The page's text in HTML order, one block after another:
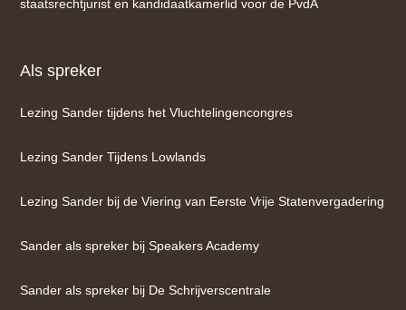
staatsrechtjurist en kandidaatkamerlid voor de PvdA
Als spreker
Lezing Sander tijdens het Vluchtelingencongres
Lezing Sander Tijdens Lowlands
Lezing Sander bij de Viering van Eerste Vrije Statenvergadering
Sander als spreker bij Speakers Academy
Sander als spreker bij De Schrijverscentrale